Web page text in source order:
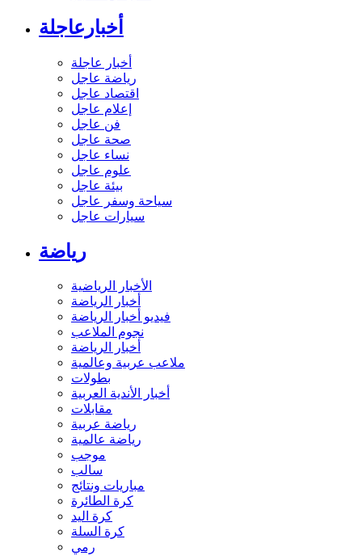
أخبارعاجلة
أخبار عاجلة
رياضة عاجل
اقتصاد عاجل
إعلام عاجل
فن عاجل
صحة عاجل
نساء عاجل
علوم عاجل
بيئة عاجل
سياحة وسفر عاجل
سيارات عاجل
رياضة
الأخبار الرياضية
أخبار الرياضة
فيديو أخبار الرياضة
نجوم الملاعب
أخبار الرياضة
ملاعب عربية وعالمية
بطولات
أخبار الأندية العربية
مقابلات
رياضة عربية
رياضة عالمية
موجب
سالب
مباريات ونتائج
كرة الطائرة
كرة اليد
كرة السلة
رمي